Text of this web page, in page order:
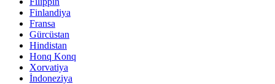
Finlandiya
Fransa
Gürcüstan
Hindistan
Honq Konq
Xorvatiya
İndoneziya